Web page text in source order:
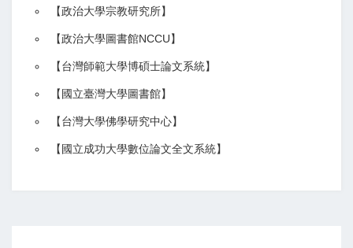
【政治大學宗教研究所】
【政治大學圖書館NCCU】
【台灣師範大學博碩士論文系統】
【 國立臺灣大學圖書館】
【台灣大學佛學研究中心】
【 國立成功大學數位論文全文系統】